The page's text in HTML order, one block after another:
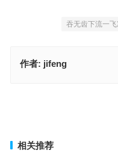
吞无齿下流一
作者: jifeng
相关推荐